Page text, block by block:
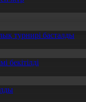
турнирі басталды
бекітілді